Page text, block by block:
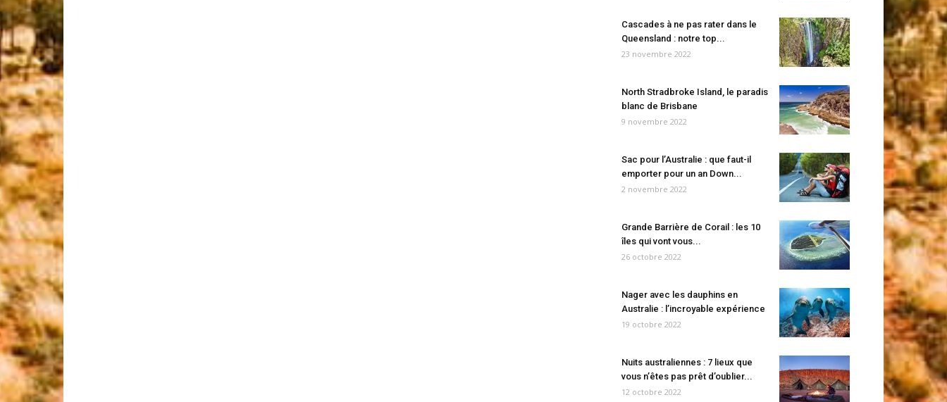
Cascades à ne pas rater dans le
Queensland : notre top...
23 novembre 2022
North Stradbroke Island, le paradis
blanc de Brisbane
9 novembre 2022
Sac pour l’Australie : que faut-il
emporter pour un an Down...
2 novembre 2022
Grande Barrière de Corail : les 10
îles qui vont vous...
26 octobre 2022
Nager avec les dauphins en
Australie : l’incroyable expérience
19 octobre 2022
Nuits australiennes : 7 lieux que
vous n’êtes pas prêt d’oublier...
12 octobre 2022